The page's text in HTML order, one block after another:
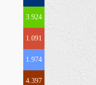
3.924
1.091
1.974
4.397